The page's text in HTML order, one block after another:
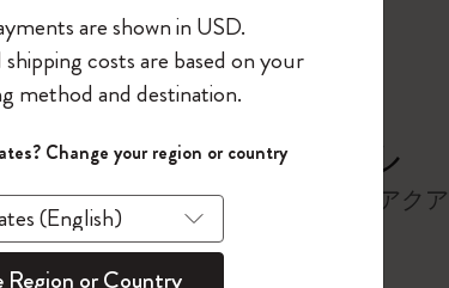
ドレス
ド
イスで情報を保存する
ヴォラン ジャーナル
2冊セット, コーラル オレンジ、アク
¥ 1,210
キンの世界へようこそ
会員登録して、コード
」を入力すると、初
10%オフ＋送料無料になり
ール・アウトレット品は
are shown in USD.
costs are based on your
method and destination.
Change your region or country
Region or Country